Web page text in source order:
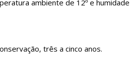
ambiente de 12º e humidade
três a cinco anos.